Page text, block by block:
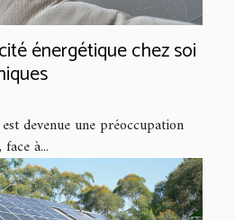
énergétique chez soi
devenue une préoccupation
à...